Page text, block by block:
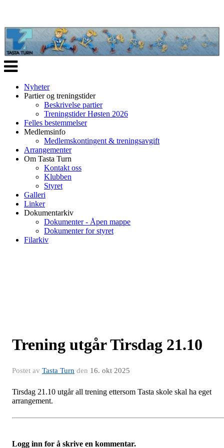
Veksle
navigasjon
Nyheter
Partier og treningstider
Beskrivelse partier
Treningstider Høsten 2026
Felles bestemmelser
Medlemsinfo
Medlemskontingent & treningsavgift
Arrangementer
Om Tasta Turn
Kontakt oss
Klubben
Styret
Galleri
Linker
Dokumentarkiv
Dokumenter - Åpen mappe
Dokumenter for styret
Filarkiv
Trening utgår Tirsdag 21.10
Postet av Tasta Turn den 16. okt 2025
Tirsdag 21.10 utgår all trening ettersom Tasta skole skal ha eget
arrangement.
Logg inn for å skrive en kommentar.